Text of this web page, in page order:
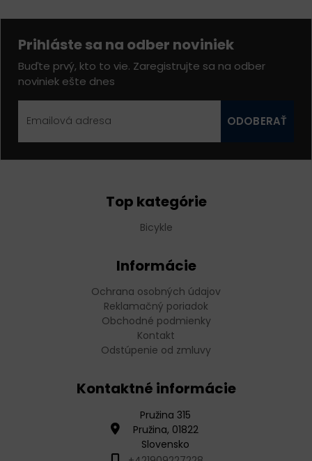
Prihláste sa na odber noviniek
Buďte prvý, kto to vie. Zaregistrujte sa na odber
noviniek ešte dnes
ODOBERAŤ
Top kategórie
Bicykle
Informácie
Ochrana osobných údajov
Reklamačný poriadok
Obchodné podmienky
Kontakt
Odstúpenie od zmluvy
Kontaktné informácie
Pružina 315
Pružina, 01822
Slovensko